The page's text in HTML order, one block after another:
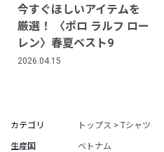
今すぐほしいアイテムを
厳選！ 〈ポロ ラルフ ロー
レン〉春夏ベスト9
2026.04.15
カテゴリ トップス > Tシャツ
生産国 ベトナム